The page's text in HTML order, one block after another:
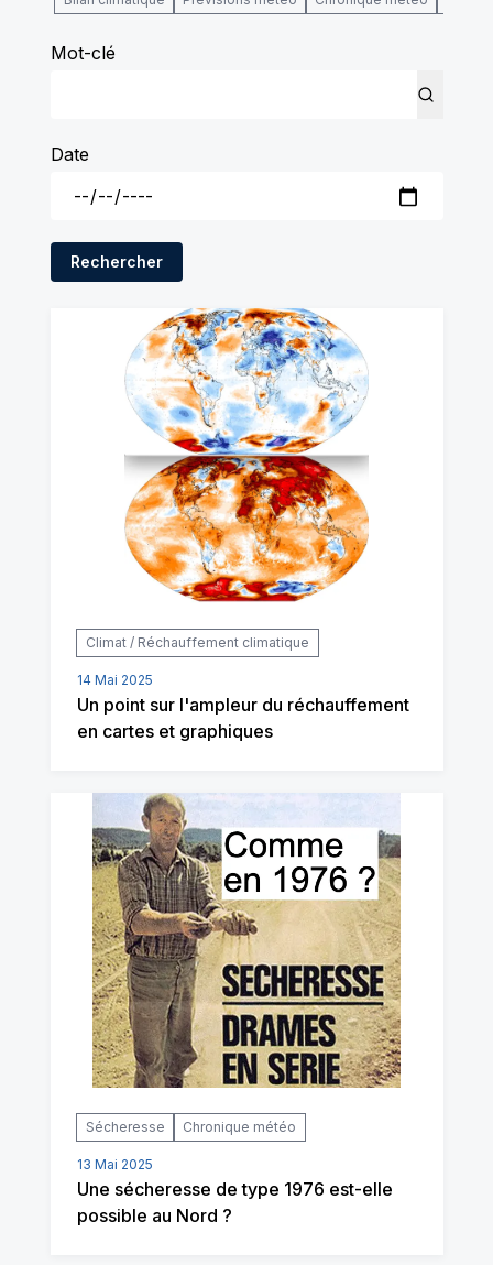
Mot-clé
Date
Rechercher
Climat / Réchauffement climatique
14 Mai 2025
Un point sur l'ampleur du réchauffement
en cartes et graphiques
Sécheresse Chronique météo
13 Mai 2025
Une sécheresse de type 1976 est-elle
possible au Nord ?